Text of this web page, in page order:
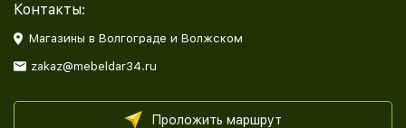
Контакты:
Магазины в Волгограде и Волжском
zakaz@mebeldar34.ru
Проложить маршрут